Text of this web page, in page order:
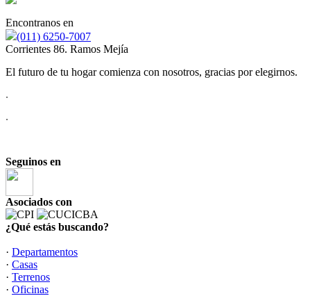
Encontranos en
(011) 6250-7007
Corrientes 86. Ramos Mejía
El futuro de tu hogar comienza con nosotros, gracias por elegirnos.
.
.
Seguinos en
Asociados con
¿Qué estás buscando?
· Departamentos
· Casas
· Terrenos
· Oficinas